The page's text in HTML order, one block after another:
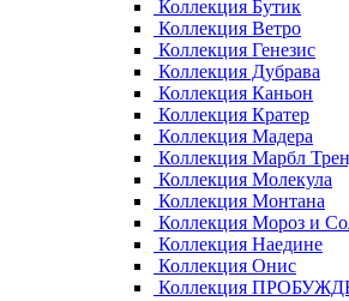
Коллекция Бутик
Коллекция Ветро
Коллекция Генезис
Коллекция Дубрава
Коллекция Каньон
Коллекция Кратер
Коллекция Мадера
Коллекция Марбл
Коллекция Молекула
Коллекция Монтана
Коллекция Мороз и
Коллекция Наедине
Коллекция Онис
Коллекция